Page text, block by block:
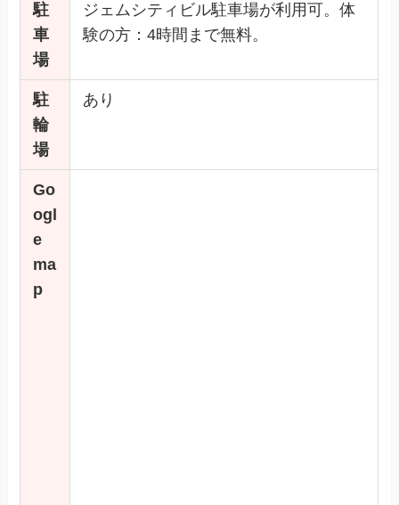
駐
車
場
ジェムシティビル駐車場が利用可。体
験の方：4時間まで無料。
駐
輪
場
あり
Go
ogl
e
ma
p